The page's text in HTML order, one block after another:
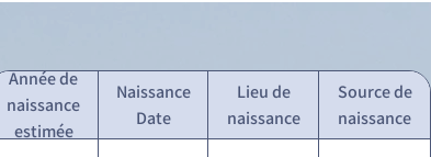
Année de
naissance
estimée
Naissance
Date
Lieu de
naissance
Source de
naissance